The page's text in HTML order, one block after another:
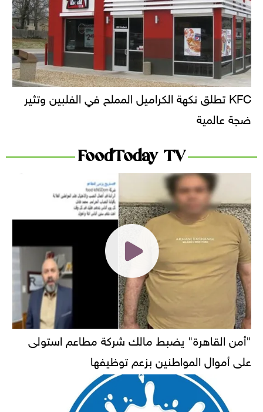
KFC تطلق نكهة الكراميل المملح في الفلبين وتثير
ضجة عالمية
FoodToday TV
"أمن القاهرة" يضبط مالك شركة مطاعم استولى
على أموال المواطنين بزعم توظيفها